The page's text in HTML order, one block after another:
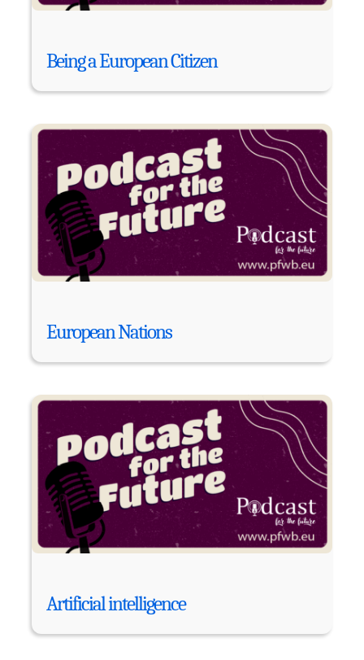
Being a European Citizen
European Nations
Artificial intelligence